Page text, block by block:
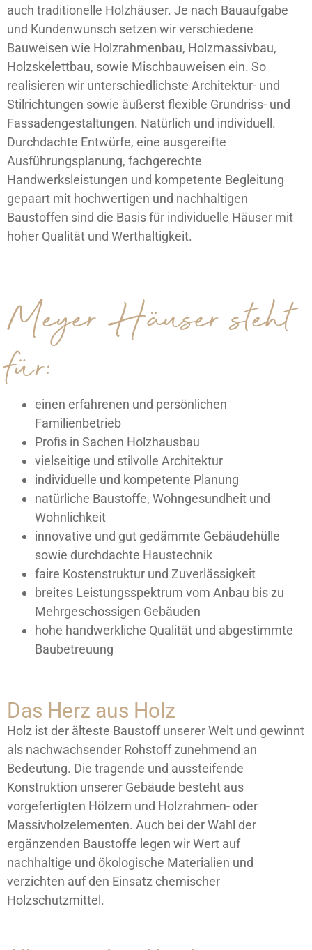
auch traditionelle Holzhäuser. Je nach Bauaufgabe
und Kundenwunsch setzen wir verschiedene
Bauweisen wie Holzrahmenbau, Holzmassivbau,
Holzskelettbau, sowie Mischbauweisen ein. So
realisieren wir unterschiedlichste Architektur- und
Stilrichtungen sowie äußerst flexible Grundriss- und
Fassadengestaltungen. Natürlich und individuell.
Durchdachte Entwürfe, eine ausgereifte
Ausführungsplanung, fachgerechte
Handwerksleistungen und kompetente Begleitung
gepaart mit hochwertigen und nachhaltigen
Baustoffen sind die Basis für individuelle Häuser mit
hoher Qualität und Werthaltigkeit.
Meyer Häuser steht
für:
einen erfahrenen und persönlichen
Familienbetrieb
Profis in Sachen Holzhausbau
vielseitige und stilvolle Architektur
individuelle und kompetente Planung
natürliche Baustoffe, Wohngesundheit und
Wohnlichkeit
innovative und gut gedämmte Gebäudehülle
sowie durchdachte Haustechnik
faire Kostenstruktur und Zuverlässigkeit
breites Leistungsspektrum vom Anbau bis zu
Mehrgeschossigen Gebäuden
hohe handwerkliche Qualität und abgestimmte
Baubetreuung
Das Herz aus Holz
Holz ist der älteste Baustoff unserer Welt und gewinnt
als nachwachsender Rohstoff zunehmend an
Bedeutung. Die tragende und aussteifende
Konstruktion unserer Gebäude besteht aus
vorgefertigten Hölzern und Holzrahmen- oder
Massivholzelementen. Auch bei der Wahl der
ergänzenden Baustoffe legen wir Wert auf
nachhaltige und ökologische Materialien und
verzichten auf den Einsatz chemischer
Holzschutzmittel.